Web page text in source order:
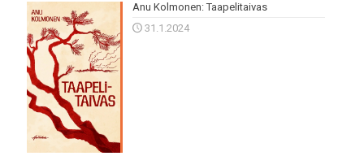
Anu Kolmonen: Taapelitaivas
31.1.2024